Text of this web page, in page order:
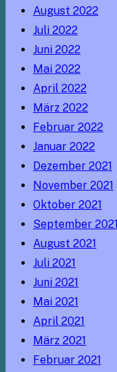
August 2022
Juli 2022
Juni 2022
Mai 2022
April 2022
März 2022
Februar 2022
Januar 2022
Dezember 2021
November 2021
Oktober 2021
September 2021
August 2021
Juli 2021
Juni 2021
Mai 2021
April 2021
März 2021
Februar 2021